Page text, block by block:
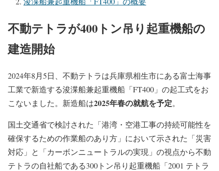
不動テトラが400トン吊り起重機船の
建造開始
2024年8月5日、不動テトラは兵庫県相生市にある富士海事
工業で新造する浚渫船兼起重機船「FT400」の起工式をお
こないました。新造船は2025年春の就航を予定。
国土交通省で検討された「港湾・空港工事の持続可能性を
確保するための作業船のあり方」において示された「災害
対応」と「カーボンニュートラルの実現」の視点から不動
テトラの自社船である300トン吊り起重機船「2001 テトラ